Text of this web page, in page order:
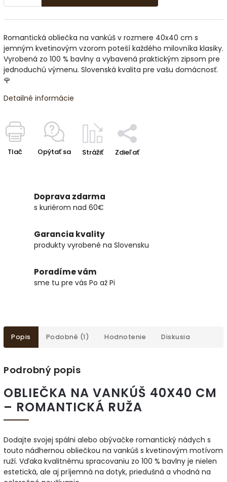
Romantická obliečka na vankúš v rozmere 40x40 cm s
jemným kvetinovým vzorom poteší každého milovníka klasiky.
Vyrobená zo 100 % bavlny a vybavená praktickým zipsom pre
jednoduchú výmenu. Slovenská kvalita pre vašu domácnosť.
🌹
Detailné informácie
Tlač Opýtať sa Strážiť Zdieľať
Doprava zdarma
s kuriérom nad 60€
Garancia kvality
produkty vyrobené na Slovensku
Poradíme vám
sme tu pre vás Po až Pi
Popis Podobné (1) Hodnotenie Diskusia
Podrobný popis
OBLIEČKA NA VANKÚŠ 40X40 CM
– ROMANTICKÁ RUŽA
Dodajte svojej spálni alebo obývačke romantický nádych s
touto nádhernou obliečkou na vankúš s kvetinovým motívom
ruží. Vďaka kvalitnému spracovaniu zo 100 % bavlny je nielen
estetická, ale aj príjemná na dotyk, priedušná a vhodná na